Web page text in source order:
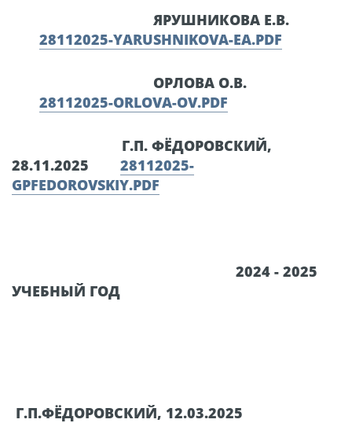
ЯРУШНИКОВА Е.В.
28112025-YARUSHNIKOVA-EA.PDF
ОРЛОВА О.В.
28112025-ORLOVA-OV.PDF
Г.П. ФЁДОРОВСКИЙ,
28.11.2025 28112025-
GPFEDOROVSKIY.PDF
2024 - 2025
УЧЕБНЫЙ ГОД
Г.П.ФЁДОРОВСКИЙ, 12.03.2025